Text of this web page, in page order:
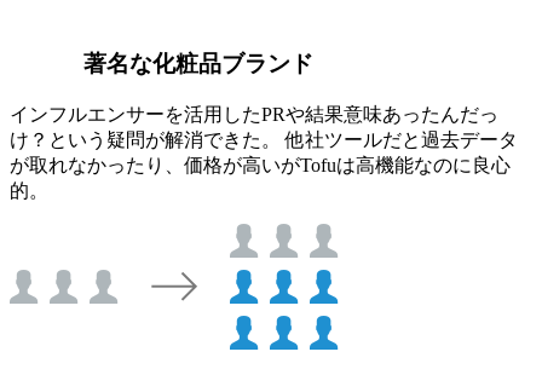
著名な化粧品ブランド
インフルエンサーを活用したPRや結果意味あったんだっ
け？という疑問が解消できた。 他社ツールだと過去データ
が取れなかったり、価格が高いがTofuは高機能なのに良心
的。